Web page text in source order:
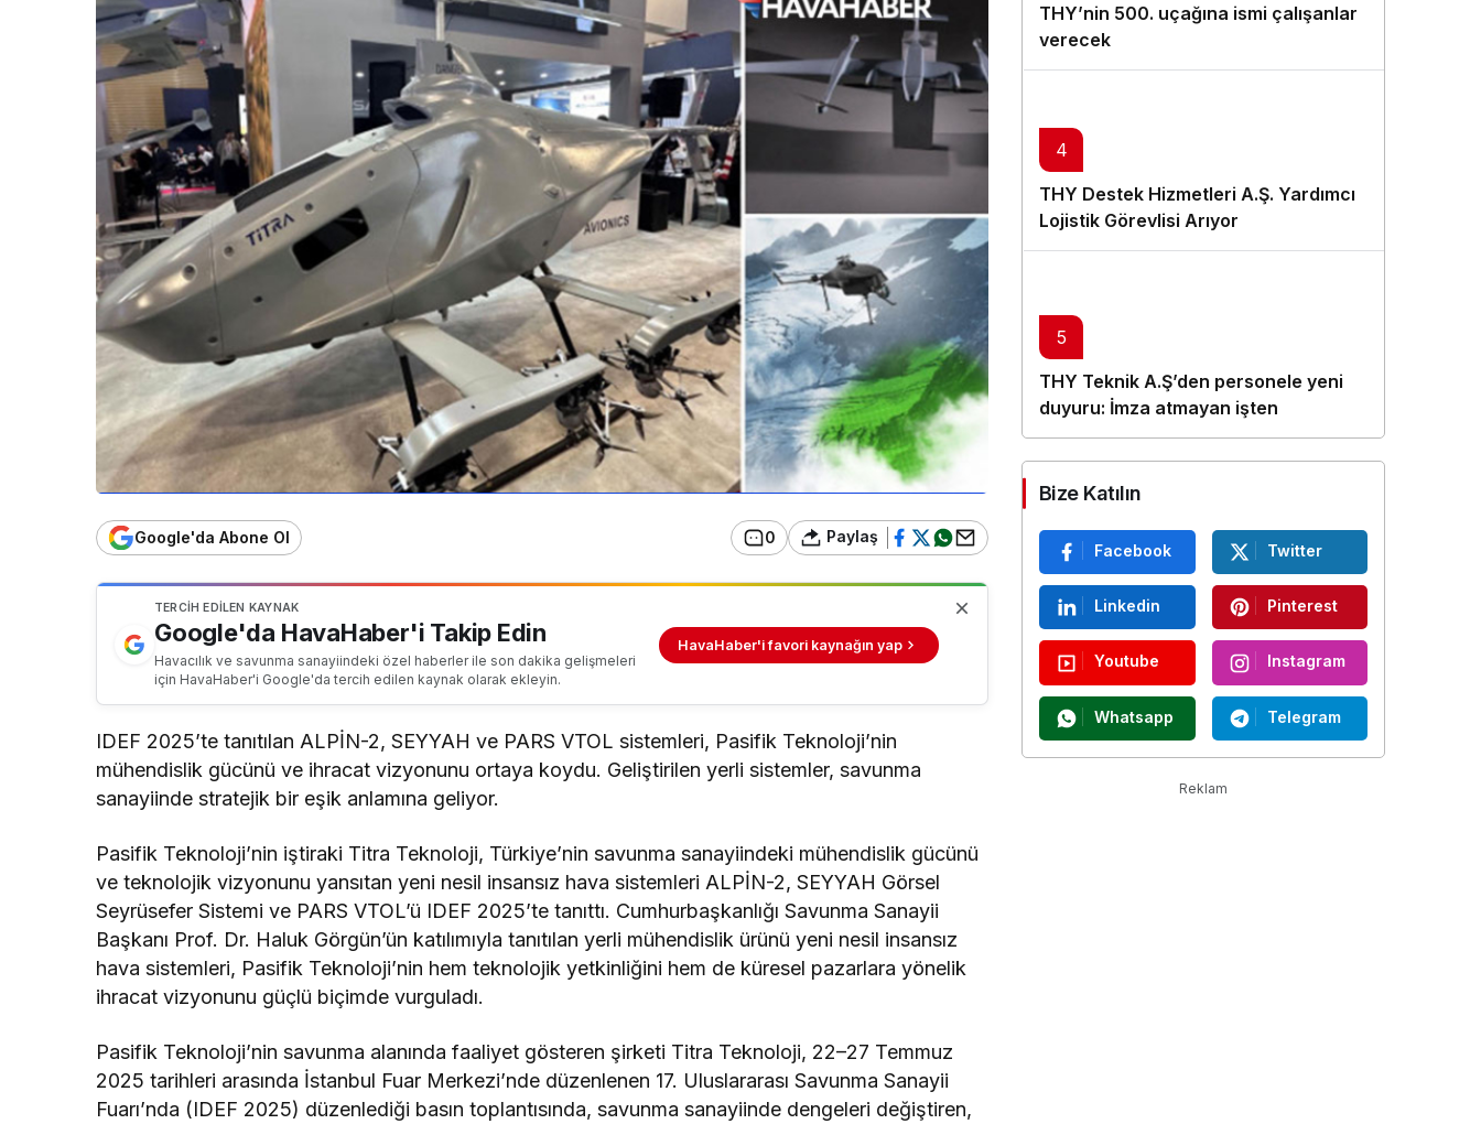
Google'da Abone Ol 0 Paylaş
TERCIH EDILEN KAYNAK
Google'da HavaHaber'i Takip Edin
Havacılık ve savunma sanayiindeki özel haberler ile son dakika gelişmeleri
için HavaHaber'i Google'da tercih edilen kaynak olarak ekleyin.
HavaHaber'i favori kaynağın yap
IDEF 2025’te tanıtılan ALPİN-2, SEYYAH ve PARS VTOL sistemleri, Pasifik Teknoloji’nin
mühendislik gücünü ve ihracat vizyonunu ortaya koydu. Geliştirilen yerli sistemler, savunma
sanayiinde stratejik bir eşik anlamına geliyor.
Pasifik Teknoloji’nin iştiraki Titra Teknoloji, Türkiye’nin savunma sanayiindeki mühendislik gücünü
ve teknolojik vizyonunu yansıtan yeni nesil insansız hava sistemleri ALPİN-2, SEYYAH Görsel
Seyrüsefer Sistemi ve PARS VTOL’ü IDEF 2025’te tanıttı. Cumhurbaşkanlığı Savunma Sanayii
Başkanı Prof. Dr. Haluk Görgün’ün katılımıyla tanıtılan yerli mühendislik ürünü yeni nesil insansız
hava sistemleri, Pasifik Teknoloji’nin hem teknolojik yetkinliğini hem de küresel pazarlara yönelik
ihracat vizyonunu güçlü biçimde vurguladı.
Pasifik Teknoloji’nin savunma alanında faaliyet gösteren şirketi Titra Teknoloji, 22–27 Temmuz
2025 tarihleri arasında İstanbul Fuar Merkezi’nde düzenlenen 17. Uluslararası Savunma Sanayii
Fuarı’nda (IDEF 2025) düzenlediği basın toplantısında, savunma sanayiinde dengeleri değiştiren,
THY’nin 500. uçağına ismi çalışanlar
verecek
4
THY Destek Hizmetleri A.Ş. Yardımcı
Lojistik Görevlisi Arıyor
5
THY Teknik A.Ş’den personele yeni
duyuru: İmza atmayan işten
çıkarılacak
Bize Katılın
Facebook Twitter
Linkedin Pinterest
Youtube Instagram
Whatsapp Telegram
Reklam